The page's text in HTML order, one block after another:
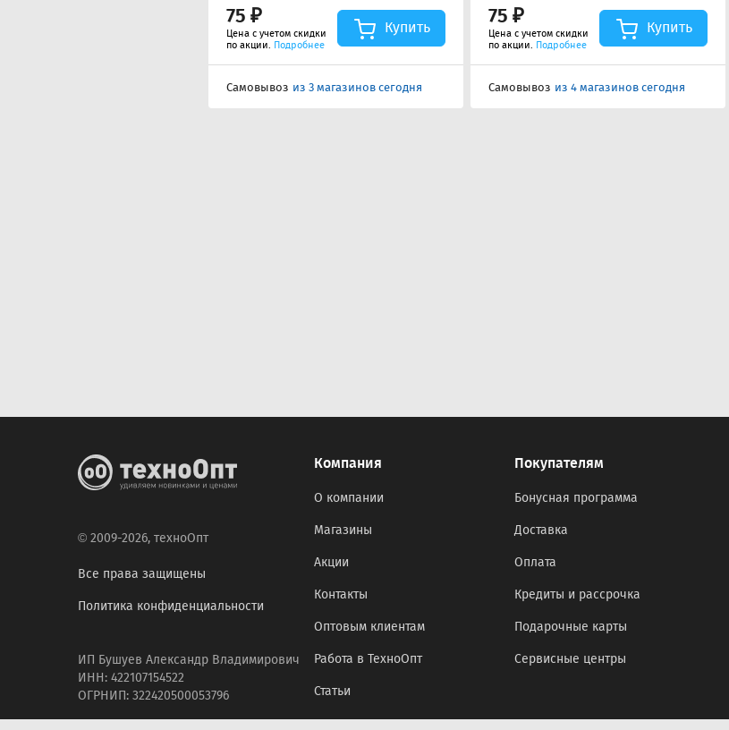
75 ₽
Цена с учетом скидки
по акции. Подробнее
Купить
Самовывоз из 3 магазинов сегодня
75 ₽
Цена с учетом скидки
по акции. Подробнее
Купить
Самовывоз из 4 магазинов сегодня
© 2009-2026, техноОпт
Все права защищены
Политика конфиденциальности
ИП Бушуев Александр Владимирович
ИНН: 422107154522
ОГРНИП: 322420500053796
Компания
О компании
Магазины
Акции
Контакты
Оптовым клиентам
Работа в ТехноОпт
Статьи
Покупателям
Бонусная программа
Доставка
Оплата
Кредиты и рассрочка
Подарочные карты
Сервисные центры